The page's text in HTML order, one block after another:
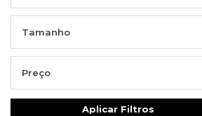
Tamanho
Preço
Aplicar Filtros